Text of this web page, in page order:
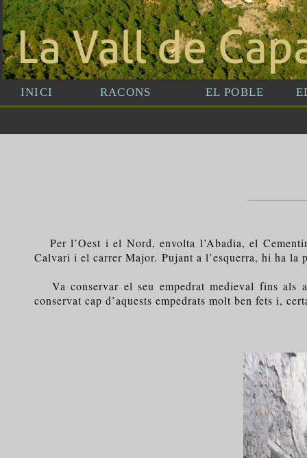
Per l’Oest i el Nord, envolta l’Abadia, el
Calvari i el carrer Major. Pujant a l’esquerra, hi ha la
Va conservar el seu empedrat medieval fins als
conservat cap d’aquests empedrats molt ben fets i,